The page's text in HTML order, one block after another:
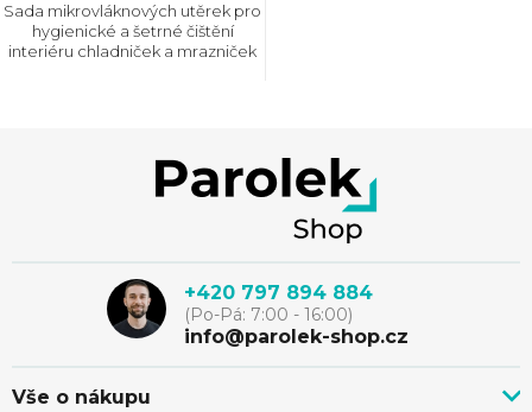
Sada mikrovláknových utěrek pro
hygienické a šetrné čištění
interiéru chladniček a mrazniček
+420 797 894 884
(Po-Pá: 7:00 - 16:00)
info@parolek-shop.cz
Vše o nákupu